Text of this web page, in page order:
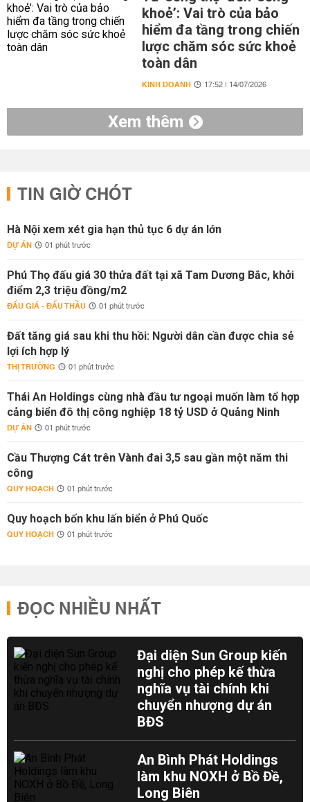
khoẻ’: Vai trò của bảo
hiểm đa tầng trong chiến
lược chăm sóc sức khoẻ
toàn dân
KINH DOANH 17:52 | 14/07/2026
Xem thêm
TIN GIỜ CHÓT
Hà Nội xem xét gia hạn thủ tục 6 dự án lớn
DỰ ÁN 01 phút trước
Phú Thọ đấu giá 30 thửa đất tại xã Tam Dương Bắc, khởi
điểm 2,3 triệu đồng/m2
ĐẤU GIÁ - ĐẤU THẦU 01 phút trước
Đất tăng giá sau khi thu hồi: Người dân cần được chia sẻ
lợi ích hợp lý
THỊ TRƯỜNG 01 phút trước
Thái An Holdings cùng nhà đầu tư ngoại muốn làm tổ hợp
cảng biển đô thị công nghiệp 18 tỷ USD ở Quảng Ninh
DỰ ÁN 01 phút trước
Cầu Thượng Cát trên Vành đai 3,5 sau gần một năm thi
công
QUY HOẠCH 01 phút trước
Quy hoạch bốn khu lấn biển ở Phú Quốc
QUY HOẠCH 01 phút trước
ĐỌC NHIỀU NHẤT
Đại diện Sun Group kiến
nghị cho phép kế thừa
nghĩa vụ tài chính khi
chuyển nhượng dự án
BĐS
An Bình Phát Holdings
làm khu NOXH ở Bồ Đề,
Long Biên